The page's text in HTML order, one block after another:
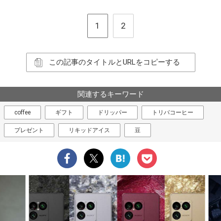
1 2
この記事のタイトルとURLをコピーする
関連するキーワード
coffee ギフト ドリッパー トリバコーヒー
プレゼント リキッドアイス 豆